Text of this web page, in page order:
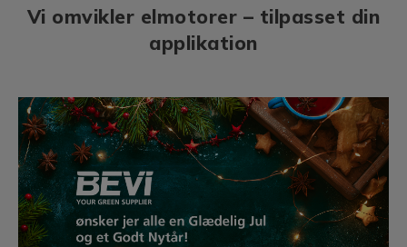
Vi omvikler elmotorer – tilpasset din
applikation